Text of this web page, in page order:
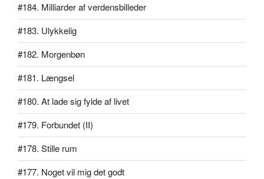
#184. Milliarder af verdensbilleder
#183. Ulykkelig
#182. Morgenbøn
#181. Længsel
#180. At lade sig fylde af livet
#179. Forbundet (II)
#178. Stille rum
#177. Noget vil mig det godt